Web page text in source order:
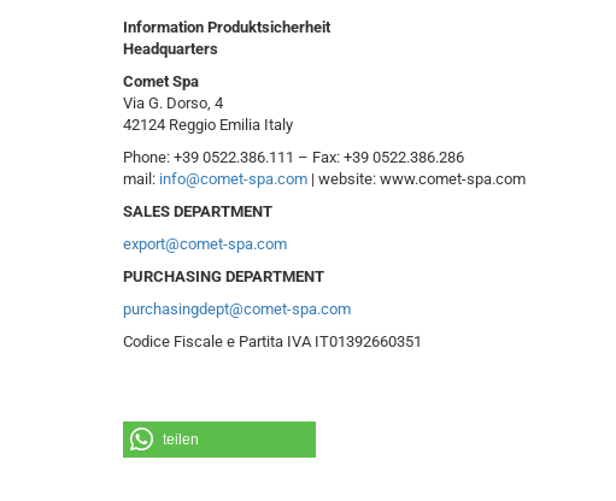
Information Produktsicherheit
Headquarters
Comet Spa
Via G. Dorso, 4
42124 Reggio Emilia Italy
Phone: +39 0522.386.111 – Fax: +39 0522.386.286
mail: info@comet-spa.com | website: www.comet-spa.com
SALES DEPARTMENT
export@comet-spa.com
PURCHASING DEPARTMENT
purchasingdept@comet-spa.com
Codice Fiscale e Partita IVA IT01392660351
teilen